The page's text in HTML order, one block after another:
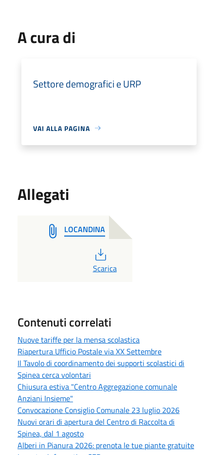
A cura di
Settore demografici e URP
VAI ALLA PAGINA
Allegati
LOCANDINA
PDF
Scarica
Contenuti correlati
Nuove tariffe per la mensa scolastica
Riapertura Ufficio Postale via XX Settembre
Il Tavolo di coordinamento dei supporti scolastici di
Spinea cerca volontari
Chiusura estiva "Centro Aggregazione comunale
Anziani Insieme"
Convocazione Consiglio Comunale 23 luglio 2026
Nuovi orari di apertura del Centro di Raccolta di
Spinea, dal 1 agosto
Alberi in Pianura 2026: prenota le tue piante gratuite